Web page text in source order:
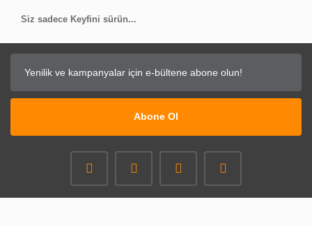
Siz sadece Keyfini sürün...
Abone Ol